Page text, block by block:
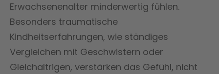
Erwachsenenalter minderwertig fühlen.
Besonders traumatische
Kindheitserfahrungen, wie ständiges
Vergleichen mit Geschwistern oder
Gleichaltrigen, verstärken das Gefühl, nicht